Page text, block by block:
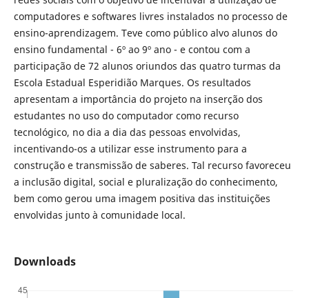
computadores e softwares livres instalados no processo de
ensino-aprendizagem. Teve como público alvo alunos do
ensino fundamental - 6º ao 9º ano - e contou com a
participação de 72 alunos oriundos das quatro turmas da
Escola Estadual Esperidião Marques. Os resultados
apresentam a importância do projeto na inserção dos
estudantes no uso do computador como recurso
tecnológico, no dia a dia das pessoas envolvidas,
incentivando-os a utilizar esse instrumento para a
construção e transmissão de saberes. Tal recurso favoreceu
a inclusão digital, social e pluralização do conhecimento,
bem como gerou uma imagem positiva das instituições
envolvidas junto à comunidade local.
Downloads